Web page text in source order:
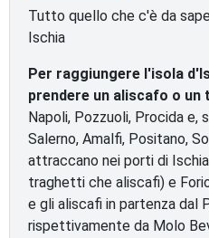
Tutto quello che c'è da
Ischia
Per raggiungere l'isola
prendere un aliscafo o
Napoli, Pozzuoli, Procida e,
Salerno, Amalfi, Positano,
attraccano nei porti di
traghetti che aliscafi) e
e gli aliscafi in partenza dal
rispettivamente da Molo